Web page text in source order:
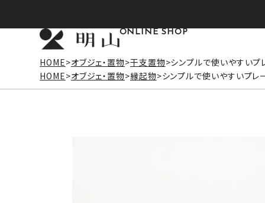
ONLINE SHOP
HOME オブジェ・置物 干支置物 シンプルで使いやすいプ
HOME オブジェ・置物 縁起物 シンプルで使いやすいプレ